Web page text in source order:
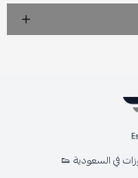
في السعودية 👟